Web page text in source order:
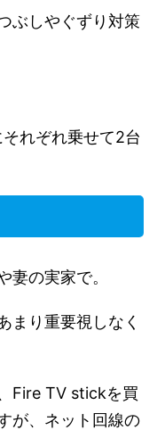
ぶしやぐずり対策
れぞれ乗せて2台
妻の実家で。
まり重要視しなく
Fire TV stickを買
が、ネット回線の